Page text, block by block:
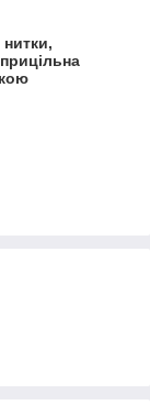
нитки,